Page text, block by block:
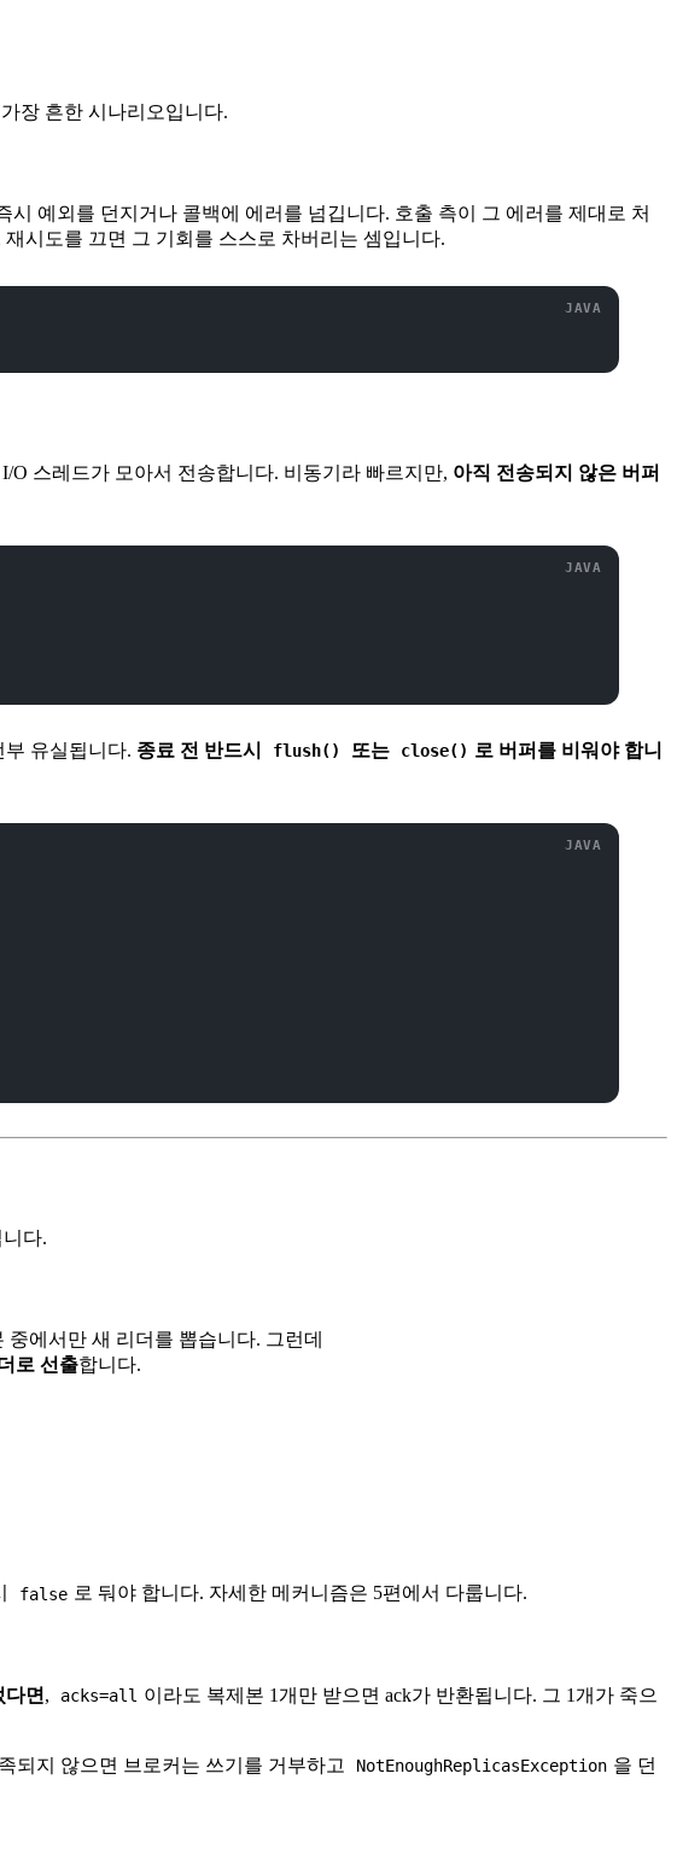
가장 흔한 시나리오입니다.
시 예외를 던지거나 콜백에 에러를 넘깁니다. 호출 측이 그 에러를 제대로 처
시도를 끄면 그 기회를 스스로 차버리는 셈입니다.
O 스레드가 모아서 전송합니다. 비동기라 빠르지만, 아직 전송되지 않은 버퍼
유실됩니다. 종료 전 반드시 flush() 또는 close() 로 버퍼를 비워야 합니
다.
에서만 새 리더를 뽑습니다. 그런데
로 선출합니다.
false 로 둬야 합니다. 자세한 메커니즘은 5편에서 다룹니다.
면 , acks=all 이라도 복제본 1개만 받으면 ack가 반환됩니다. 그 1개가 죽으
되지 않으면 브로커는 쓰기를 거부하고 NotEnoughReplicasException 을 던